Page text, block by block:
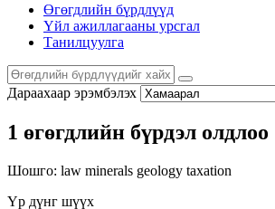
Өгөгдлийн бүрдлүүд
Үйл ажиллагааны урсгал
Танилцуулга
Дараахаар эрэмбэлэх
1 өгөгдлийн бүрдэл олдлоо
Шошго: law minerals geology taxation
Үр дүнг шүүх